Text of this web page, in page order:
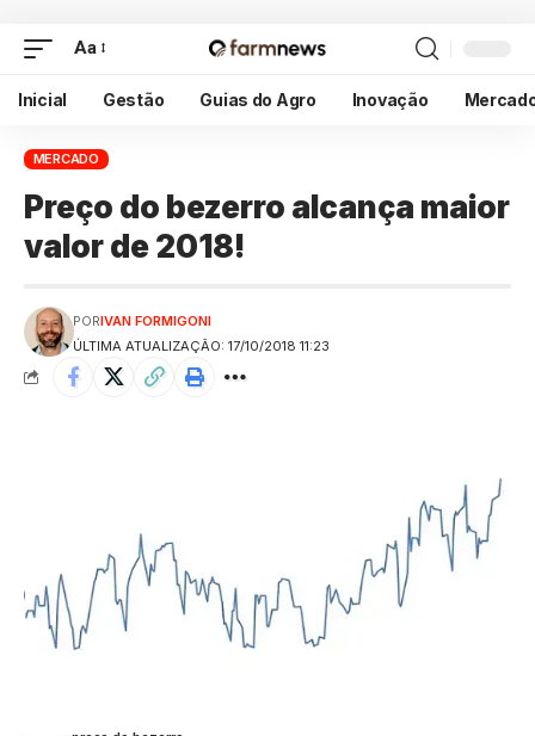
Aa
Inicial Gestão Guias do Agro Inovação
MERCADO
Preço do bezerro alcança maior
valor de 2018!
ÚLTIMA ATUALIZAÇÃO: 17/10/2018 11:23
PORIVAN FORMIGONI